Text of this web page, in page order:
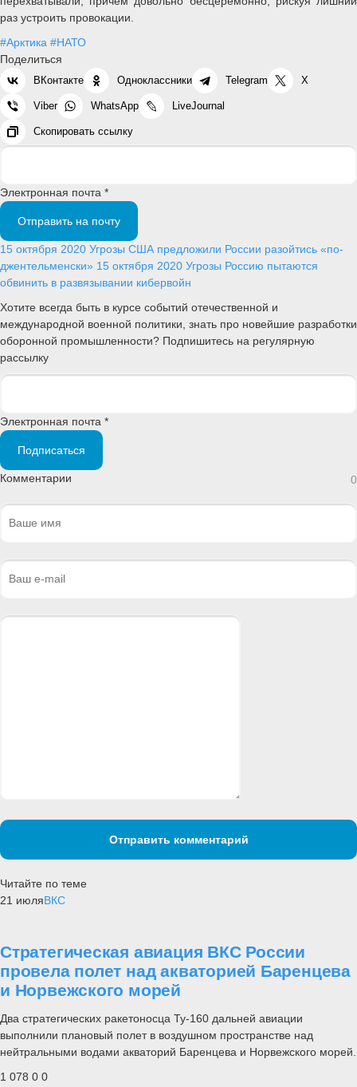
раз устроить провокации.
#Арктика #НАТО
Поделиться
ВКонтакте Одноклассники Telegram X
Viber WhatsApp LiveJournal
Скопировать ссылку
Электронная почта *
Отправить на почту
15 октября 2020 Угрозы США предложили России разойтись «по-
джентельменски» 15 октября 2020 Угрозы Россию пытаются
обвинить в развязывании кибервойн
Хотите всегда быть в курсе событий отечественной и
международной военной политики, знать про новейшие разработки
оборонной промышленности? Подпишитесь на регулярную
рассылку
Электронная почта *
Подписаться
Комментарии 0
Отправить комментарий
Читайте по теме
21 июляВКС
Стратегическая авиация ВКС России
провела полет над акваторией Баренцева
и Норвежского морей
Два стратегических ракетоносца Ту-160 дальней авиации
выполнили плановый полет в воздушном пространстве над
нейтральными водами акваторий Баренцева и Норвежского морей.
1 078 0 0